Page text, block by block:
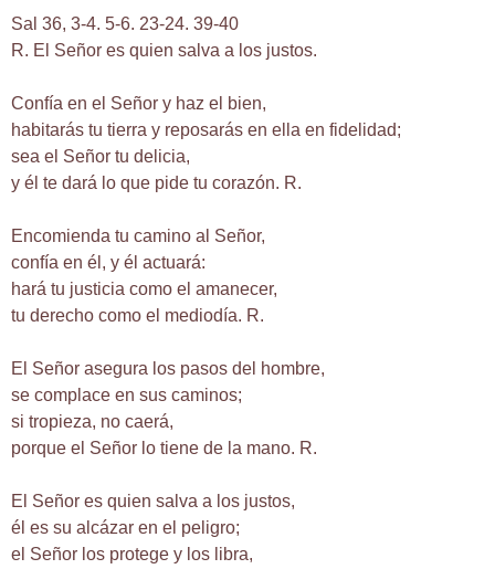
Sal 36, 3-4. 5-6. 23-24. 39-40
R. El Señor es quien salva a los justos.
Confía en el Señor y haz el bien,
habitarás tu tierra y reposarás en ella en fidelidad;
sea el Señor tu delicia,
y él te dará lo que pide tu corazón. R.
Encomienda tu camino al Señor,
confía en él, y él actuará:
hará tu justicia como el amanecer,
tu derecho como el mediodía. R.
El Señor asegura los pasos del hombre,
se complace en sus caminos;
si tropieza, no caerá,
porque el Señor lo tiene de la mano. R.
El Señor es quien salva a los justos,
él es su alcázar en el peligro;
el Señor los protege y los libra,